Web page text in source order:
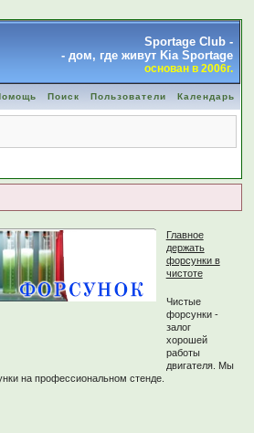
Sportage Club -
- дом, где живут Kia Sportage
основан в 2006г.
Поиск Пользователи Календарь
Главное
держать
форсунки в
чистоте
Чистые
форсунки -
залог
хорошей
работы
двигателя. Мы
на профессиональном стенде.